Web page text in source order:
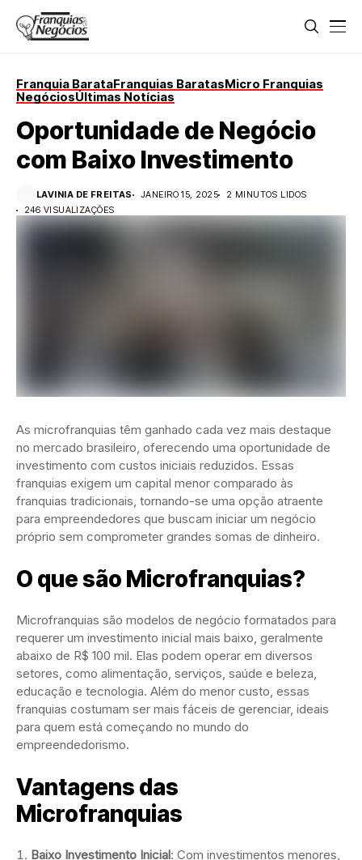
Franquia BarataFranquias BaratasMicro Franquias
NegóciosÚltimas Notícias
Oportunidade de Negócio
com Baixo Investimento
LAVINIA DE FREITAS JANEIRO 15, 2025
2 MINUTOS LIDOS
246 VISUALIZAÇÕES
As microfranquias têm ganhado cada vez mais destaque
no mercado brasileiro, oferecendo uma oportunidade de
investimento com custos iniciais reduzidos. Essas
franquias exigem um capital menor comparado às
franquias tradicionais, tornando-se uma opção atraente
para empreendedores que buscam iniciar um negócio
próprio sem comprometer grandes somas de dinheiro.
O que são Microfranquias?
Microfranquias são modelos de negócio formatados para
requerer um investimento inicial mais baixo, geralmente
abaixo de R$ 100 mil. Elas podem operar em diversos
setores, como alimentação, serviços, saúde e beleza,
educação e tecnologia. Além do menor custo, essas
franquias costumam ser mais fáceis de gerenciar, ideais
para quem está começando no mundo do
empreendedorismo.
Vantagens das
Microfranquias
Baixo Investimento Inicial: Com investimentos menores,